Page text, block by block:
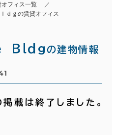
オフィス一覧
ｄｇの賃貸オフィス
Ｂｌｄｇ の建物情報
載は終了しました。